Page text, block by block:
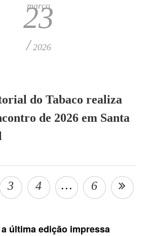
março
23
/ 2026
do Tabaco realiza
de 2026 em Santa
3 4 … 6
última edição impressa